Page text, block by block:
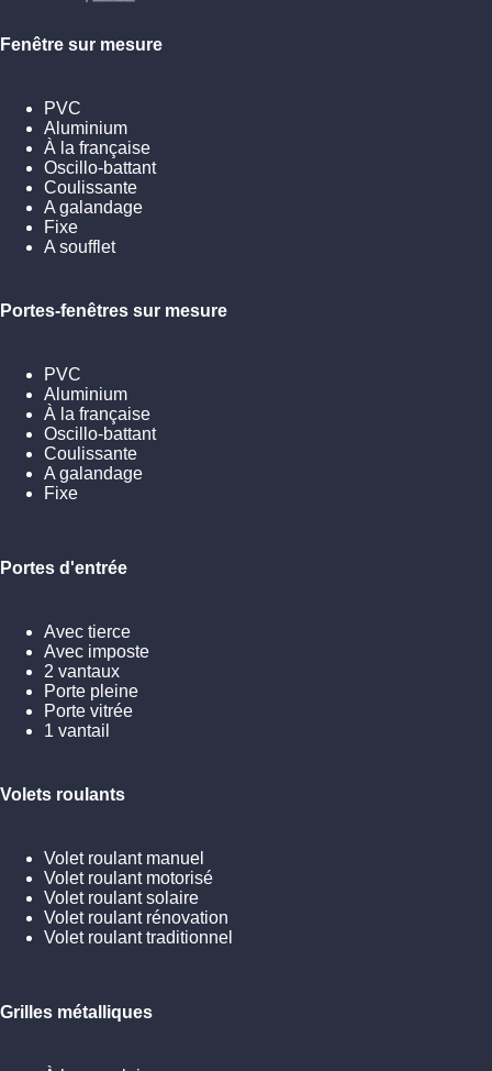
Fenêtre sur mesure
PVC
Aluminium
À la française
Oscillo-battant
Coulissante
A galandage
Fixe
A soufflet
Portes-fenêtres sur mesure
PVC
Aluminium
À la française
Oscillo-battant
Coulissante
A galandage
Fixe
Portes d'entrée
Avec tierce
Avec imposte
2 vantaux
Porte pleine
Porte vitrée
1 vantail
Volets roulants
Volet roulant manuel
Volet roulant motorisé
Volet roulant solaire
Volet roulant rénovation
Volet roulant traditionnel
Grilles métalliques